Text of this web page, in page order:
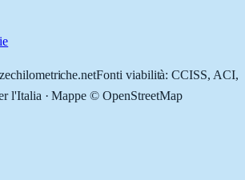
Fonti viabilità: CCISS, ACI,
l'Italia · Mappe © OpenStreetMap